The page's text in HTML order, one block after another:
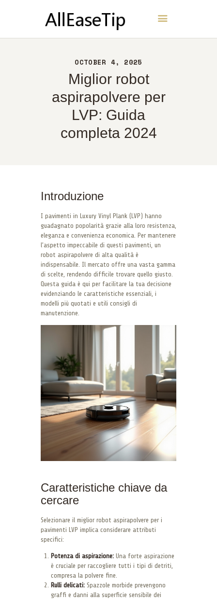
OCTOBER 4, 2025
Miglior robot
aspirapolvere per
LVP: Guida
completa 2024
AllEaseTip
INFORMAZIONI
CONTATTI
POLITICA
ITALIANO
Introduzione
I pavimenti in Luxury Vinyl Plank (LVP) hanno
guadagnato popolarità grazie alla loro resistenza,
eleganza e convenienza economica. Per mantenere
l’aspetto impeccabile di questi pavimenti, un
robot aspirapolvere di alta qualità è
indispensabile. Il mercato offre una vasta gamma
di scelte, rendendo difficile trovare quello giusto.
Questa guida è qui per facilitare la tua decisione
evidenziando le caratteristiche essenziali, i
modelli più quotati e utili consigli di
manutenzione.
Caratteristiche chiave da
cercare
Selezionare il miglior robot aspirapolvere per i
pavimenti LVP implica considerare attributi
specifici:
Potenza di aspirazione: Una forte aspirazione
è cruciale per raccogliere tutti i tipi di detriti,
compresa la polvere fine.
Rulli delicati: Spazzole morbide prevengono
graffi e danni alla superficie sensibile dei